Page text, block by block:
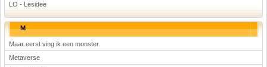
LO - Lesidee
M
Maar eerst ving ik een monster
Metaverse